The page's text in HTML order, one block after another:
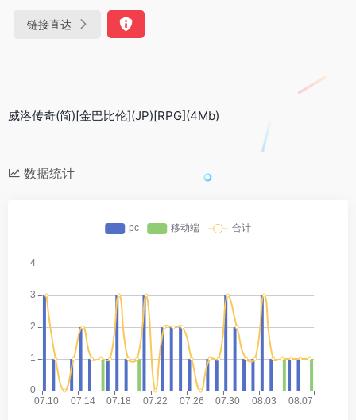
链接直达
威洛传奇(简)[金巴比伦](JP)[RPG](4Mb)
数据统计